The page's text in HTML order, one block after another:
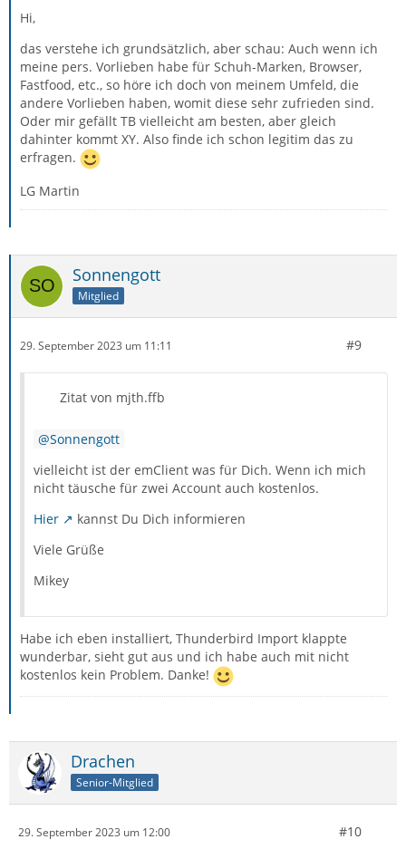
Hi,
das verstehe ich grundsätzlich, aber schau: Auch wenn ich
meine pers. Vorlieben habe für Schuh-Marken, Browser,
Fastfood, etc., so höre ich doch von meinem Umfeld, die
andere Vorlieben haben, womit diese sehr zufrieden sind.
Oder mir gefällt TB vielleicht am besten, aber gleich
dahinter kommt XY. Also finde ich schon legitim das zu
erfragen.
LG Martin
Sonnengott
Mitglied
29. September 2023 um 11:11 #9
Zitat von mjth.ffb
Sonnengott
vielleicht ist der emClient was für Dich. Wenn ich mich
nicht täusche für zwei Account auch kostenlos.
Hier
kannst Du Dich informieren
Viele Grüße
Mikey
Habe ich eben installiert, Thunderbird Import klappte
wunderbar, sieht gut aus und ich habe auch mit nicht
kostenlos kein Problem. Danke!
Drachen
Senior-Mitglied
29. September 2023 um 12:00 #10